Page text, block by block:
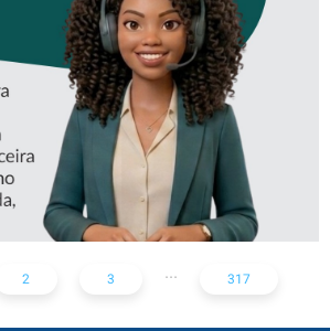
CREFITO-7
2 3 ... 317